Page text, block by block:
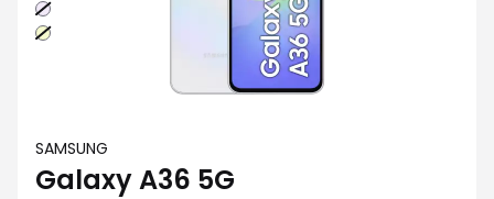
Lavande
Lime
SAMSUNG
Galaxy A36 5G